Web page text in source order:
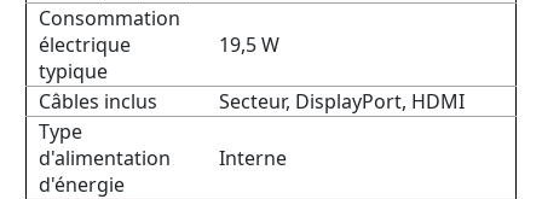
Consommation
électrique
typique
19,5 W
Câbles inclus
Secteur, DisplayPort, HDMI
Type
d'alimentation
d'énergie
Interne